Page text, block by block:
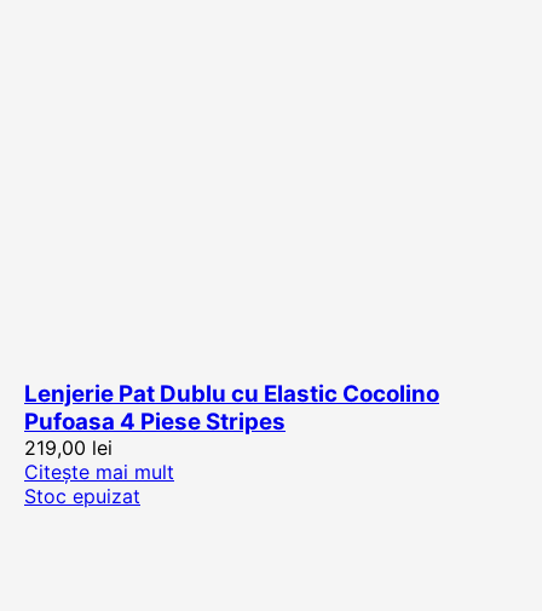
Lenjerie Pat Dublu cu Elastic Cocolino
Pufoasa 4 Piese Stripes
219,00 lei
Citește mai mult
Stoc epuizat